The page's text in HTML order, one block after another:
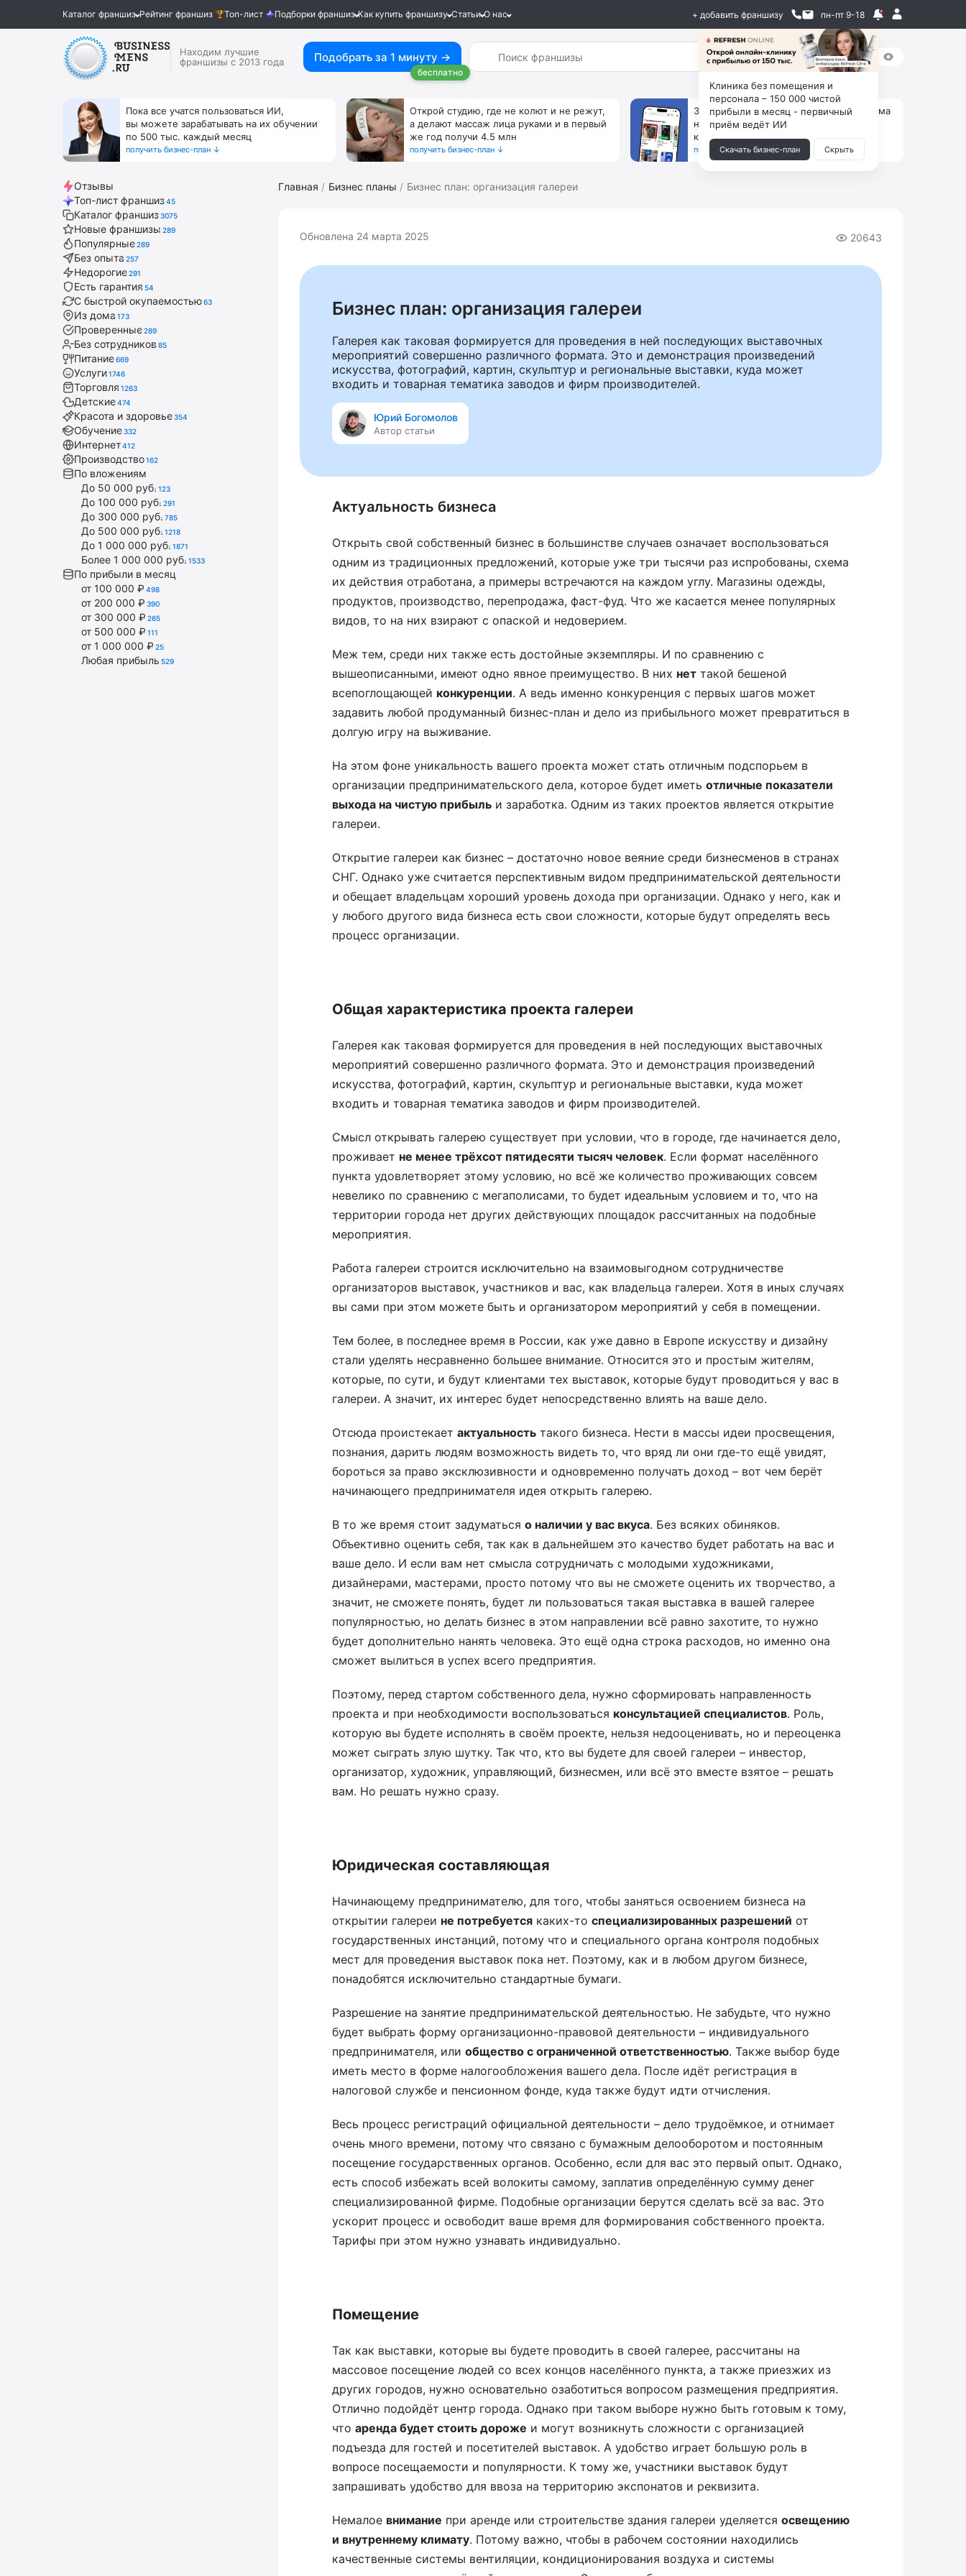
Каталог франшиз Рейтинг франшиз Топ-лист Подборки франшиз Как купить франшизу Статьи О нас + добавить франшизу пн-пт 9-18
Находим лучшие
франшизы с 2013 года
Подобрать за 1 минуту →
бесплатно
Пока все учатся пользоваться ИИ,
вы можете зарабатывать на их обучении
по 500 тыс. каждый месяц
получить бизнес-план ↓
Открой студию, где не колют и не режут,
а делают массаж лица руками и в первый
же год получи 4.5 млн
получить бизнес-план ↓
За 90 тыс. открой магазин на Авито, дома
ни коробок, ни товара, ни склада, зато
каждый месяц +125 тыс. чистыми
получить бизнес-план ↓
Отзывы
Топ-лист франшиз45
Каталог франшиз3075
Новые франшизы 289
Популярные289
Без опыта 257
Недорогие291
Есть гарантия 54
С быстрой окупаемостью63
Из дома 173
Проверенные289
Без сотрудников 85
Питание669
Услуги1746
Торговля 1263
Детские474
Красота и здоровье354
Обучение332
Интернет412
Производство162
По вложениям
До 50 000 руб. 123
До 100 000 руб. 291
До 300 000 руб. 785
До 500 000 руб. 1218
До 1 000 000 руб. 1871
Более 1 000 000 руб. 1533
По прибыли в месяц
от 100 000 ₽ 498
от 200 000 ₽ 390
от 300 000 ₽ 265
от 500 000 ₽ 111
от 1 000 000 ₽ 25
Любая прибыль 529
Главная Бизнес планы Бизнес план: организация галереи
Обновлена 24 марта 2025 20643
Бизнес план: организация галереи
Галерея как таковая формируется для проведения в ней последующих выставочных
мероприятий совершенно различного формата. Это и демонстрация произведений
искусства, фотографий, картин, скульптур и региональные выставки, куда может
входить и товарная тематика заводов и фирм производителей.
Юрий Богомолов
Автор статьи
Актуальность бизнеса
Открыть свой собственный бизнес в большинстве случаев означает воспользоваться
одним из традиционных предложений, которые уже три тысячи раз испробованы, схема
их действия отработана, а примеры встречаются на каждом углу. Магазины одежды,
продуктов, производство, перепродажа, фаст-фуд. Что же касается менее популярных
видов, то на них взирают с опаской и недоверием.
Меж тем, среди них также есть достойные экземпляры. И по сравнению с
вышеописанными, имеют одно явное преимущество. В них нет такой бешеной
всепоглощающей конкуренции. А ведь именно конкуренция с первых шагов может
задавить любой продуманный бизнес-план и дело из прибыльного может превратиться в
долгую игру на выживание.
На этом фоне уникальность вашего проекта может стать отличным подспорьем в
организации предпринимательского дела, которое будет иметь отличные показатели
выхода на чистую прибыль и заработка. Одним из таких проектов является открытие
галереи.
Открытие галереи как бизнес – достаточно новое веяние среди бизнесменов в странах
СНГ. Однако уже считается перспективным видом предпринимательской деятельности
и обещает владельцам хороший уровень дохода при организации. Однако у него, как и
у любого другого вида бизнеса есть свои сложности, которые будут определять весь
процесс организации.
Общая характеристика проекта галереи
Галерея как таковая формируется для проведения в ней последующих выставочных
мероприятий совершенно различного формата. Это и демонстрация произведений
искусства, фотографий, картин, скульптур и региональные выставки, куда может
входить и товарная тематика заводов и фирм производителей.
Смысл открывать галерею существует при условии, что в городе, где начинается дело,
проживает не менее трёхсот пятидесяти тысяч человек. Если формат населённого
пункта удовлетворяет этому условию, но всё же количество проживающих совсем
невелико по сравнению с мегаполисами, то будет идеальным условием и то, что на
территории города нет других действующих площадок рассчитанных на подобные
мероприятия.
Работа галереи строится исключительно на взаимовыгодном сотрудничестве
организаторов выставок, участников и вас, как владельца галереи. Хотя в иных случаях
вы сами при этом можете быть и организатором мероприятий у себя в помещении.
Тем более, в последнее время в России, как уже давно в Европе искусству и дизайну
стали уделять несравненно большее внимание. Относится это и простым жителям,
которые, по сути, и будут клиентами тех выставок, которые будут проводиться у вас в
галереи. А значит, их интерес будет непосредственно влиять на ваше дело.
Отсюда проистекает актуальность такого бизнеса. Нести в массы идеи просвещения,
познания, дарить людям возможность видеть то, что вряд ли они где-то ещё увидят,
бороться за право эксклюзивности и одновременно получать доход – вот чем берёт
начинающего предпринимателя идея открыть галерею.
В то же время стоит задуматься о наличии у вас вкуса. Без всяких обиняков.
Объективно оценить себя, так как в дальнейшем это качество будет работать на вас и
ваше дело. И если вам нет смысла сотрудничать с молодыми художниками,
дизайнерами, мастерами, просто потому что вы не сможете оценить их творчество, а
значит, не сможете понять, будет ли пользоваться такая выставка в вашей галерее
популярностью, но делать бизнес в этом направлении всё равно захотите, то нужно
будет дополнительно нанять человека. Это ещё одна строка расходов, но именно она
сможет вылиться в успех всего предприятия.
Поэтому, перед стартом собственного дела, нужно сформировать направленность
проекта и при необходимости воспользоваться консультацией специалистов. Роль,
которую вы будете исполнять в своём проекте, нельзя недооценивать, но и переоценка
может сыграть злую шутку. Так что, кто вы будете для своей галереи – инвестор,
организатор, художник, управляющий, бизнесмен, или всё это вместе взятое – решать
вам. Но решать нужно сразу.
Юридическая составляющая
Начинающему предпринимателю, для того, чтобы заняться освоением бизнеса на
открытии галереи не потребуется каких-то специализированных разрешений от
государственных инстанций, потому что и специального органа контроля подобных
мест для проведения выставок пока нет. Поэтому, как и в любом другом бизнесе,
понадобятся исключительно стандартные бумаги.
Разрешение на занятие предпринимательской деятельностью. Не забудьте, что нужно
будет выбрать форму организационно-правовой деятельности – индивидуального
предпринимателя, или общество с ограниченной ответственностью. Также выбор буде
иметь место в форме налогообложения вашего дела. После идёт регистрация в
налоговой службе и пенсионном фонде, куда также будут идти отчисления.
Весь процесс регистраций официальной деятельности – дело трудоёмкое, и отнимает
очень много времени, потому что связано с бумажным делооборотом и постоянным
посещение государственных органов. Особенно, если для вас это первый опыт. Однако,
есть способ избежать всей волокиты самому, заплатив определённую сумму денег
специализированной фирме. Подобные организации берутся сделать всё за вас. Это
ускорит процесс и освободит ваше время для формирования собственного проекта.
Тарифы при этом нужно узнавать индивидуально.
Помещение
Так как выставки, которые вы будете проводить в своей галерее, рассчитаны на
массовое посещение людей со всех концов населённого пункта, а также приезжих из
других городов, нужно основательно озаботиться вопросом размещения предприятия.
Отлично подойдёт центр города. Однако при таком выборе нужно быть готовым к тому,
что аренда будет стоить дороже и могут возникнуть сложности с организацией
подъезда для гостей и посетителей выставок. А удобство играет большую роль в
вопросе посещаемости и популярности. К тому же, участники выставок будут
запрашивать удобство для ввоза на территорию экспонатов и реквизита.
Немалое внимание при аренде или строительстве здания галереи уделяется освещению
и внутреннему климату. Потому важно, чтобы в рабочем состоянии находились
качественные системы вентиляции, кондиционирования воздуха и системы
Клиника без помещения и
персонала – 150 000 чистой
прибыли в месяц - первичный
приём ведёт ИИ
Скачать бизнес-план Скрыть